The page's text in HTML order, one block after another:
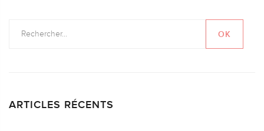
ARTICLES RÉCENTS